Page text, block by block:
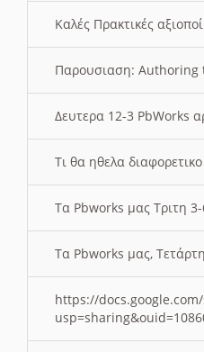
Καλές Πρακτικές
Παρουσιαση: Authoring
Δευτερα 12-3 PbWorks
Τι θα ηθελα
Τα Pbworks μας Τριτη
Τα Pbworks μας,
https://docs.google.com/